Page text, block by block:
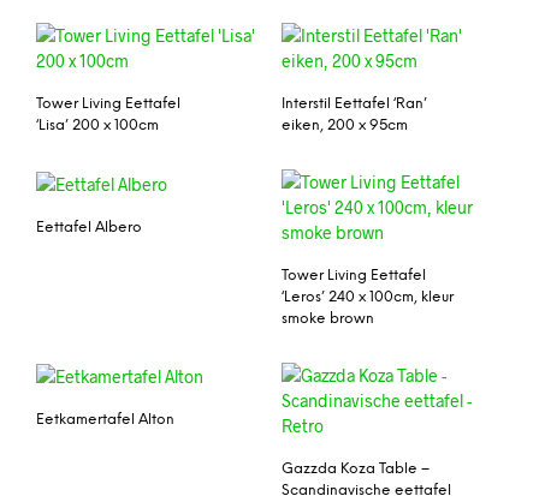
Tower Living Eettafel
‘Lisa’ 200 x 100cm
Interstil Eettafel ‘Ran’
eiken, 200 x 95cm
Eettafel Albero
Tower Living Eettafel
‘Leros’ 240 x 100cm, kleur
smoke brown
Eetkamertafel Alton
Gazzda Koza Table –
Scandinavische eettafel